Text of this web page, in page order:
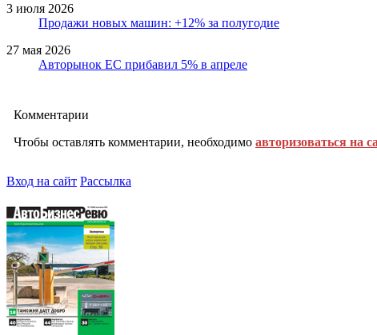
3 июля 2026
Продажи новых машин: +12% за полугодие
27 мая 2026
Авторынок ЕС прибавил 5% в апреле
Комментарии
Чтобы оставлять комментарии, необходимо авторизоваться на
Вход на сайт Рассылка